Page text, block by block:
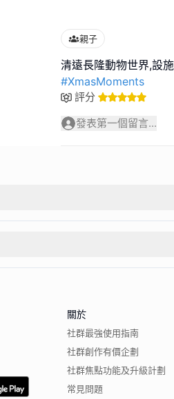
親子
#XmasMoments
評分
發表第一個留言...
關於
社群最強使用指南
社群創作有價企劃
社群焦點功能及升級計劃
常見問題